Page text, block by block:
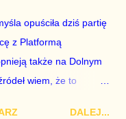
opuściła dziś partię
z Platformą
także na Dolnym
wiem, że to
DALEJ...